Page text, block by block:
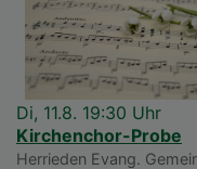
Di, 11.8. 19:30 Uhr
Kirchenchor-Probe
Herrieden Evang.